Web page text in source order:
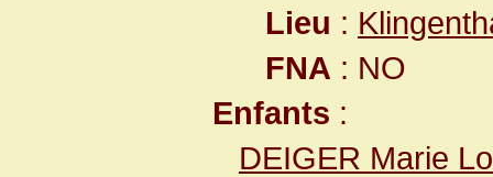
Lieu :
FNA : NO
Enfants :
DEIGER Marie